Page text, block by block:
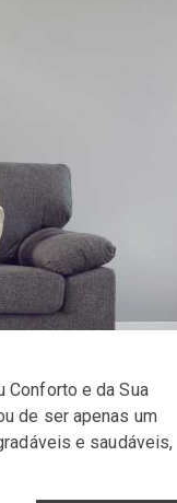
Conforto e da Sua
de ser apenas um
e saudáveis,